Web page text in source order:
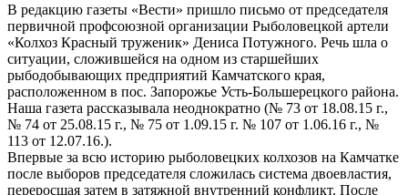
В редакцию газеты «Вести» пришло письмо от председателя
первичной профсоюзной организации Рыболовецкой артели
«Колхоз Красный труженик» Дениса Потужного. Речь шла о
ситуации, сложившейся на одном из старшейших
рыбодобывающих предприятий Камчатского края,
расположенном в пос. Запорожье Усть-Большерецкого района.
Наша газета рассказывала неоднократно (№ 73 от 18.08.15 г.,
№ 74 от 25.08.15 г., № 75 от 1.09.15 г. № 107 от 1.06.16 г., №
113 от 12.07.16.).
Впервые за всю историю рыболовецких колхозов на Камчатке
после выборов председателя сложилась система двоевластия,
переросшая затем в затяжной внутренний конфликт. После